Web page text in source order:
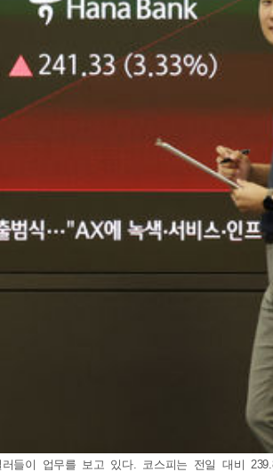
이 업무를 보고 있다. 코스피는 전일 대비